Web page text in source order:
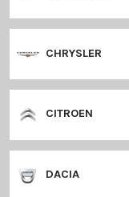
CHRYSLER